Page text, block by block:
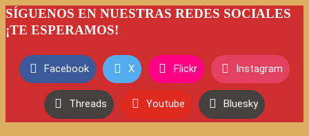
SÍGUENOS EN NUESTRAS REDES SOCIALES
¡TE ESPERAMOS!
Facebook X Flickr Instagram
Threads Youtube Bluesky